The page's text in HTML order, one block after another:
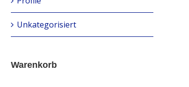
Unkategorisiert
Warenkorb